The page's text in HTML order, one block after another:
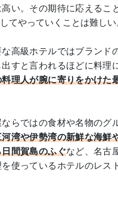
い。その期待に応えるこ
てやっていくことは難しい
高級ホテルではブランド
すと言われるほどに料理
理人が腕に寄りをかけた
らではの食材や名物のグ
河湾や伊勢湾の新鮮な海鮮
間賀島のふぐなど、名古
使っているホテルのレス